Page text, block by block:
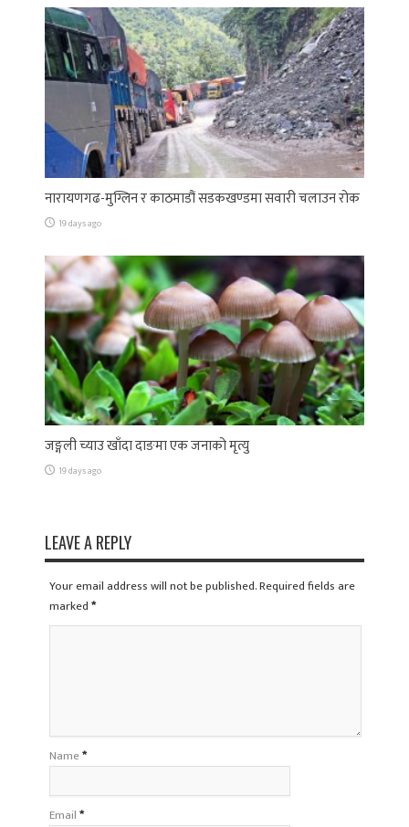
नारायणगढ-मुग्लिन र काठमाडौं सडकखण्डमा सवारी चलाउन रोक
19 days ago
जङ्गली च्याउ खाँदा दाङमा एक जनाको मृत्यु
19 days ago
LEAVE A REPLY
Your email address will not be published. Required fields are
marked*
Name*
Email*